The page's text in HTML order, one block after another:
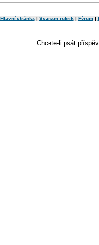
Hlavní stránka | Seznam rubrik | Fórum|
Chcete-li psát